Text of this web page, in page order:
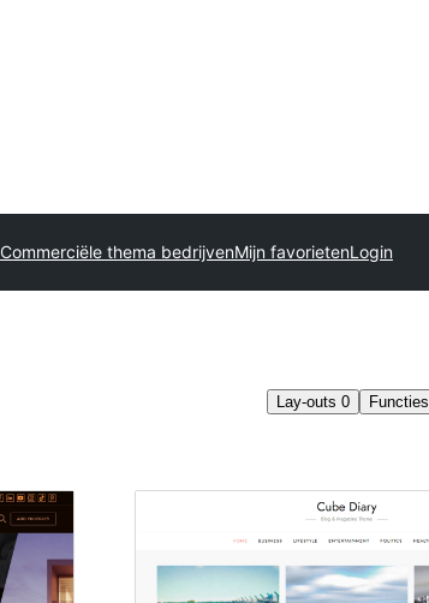
Commerciële thema bedrijvenMijn favorietenLogin
Lay-outs 0 Functies